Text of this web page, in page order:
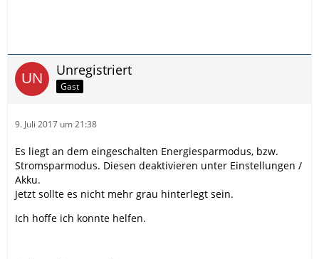
Unregistriert
Gast
9. Juli 2017 um 21:38
Es liegt an dem eingeschalten Energiesparmodus, bzw.
Stromsparmodus. Diesen deaktivieren unter Einstellungen /
Akku.
Jetzt sollte es nicht mehr grau hinterlegt sein.
Ich hoffe ich konnte helfen.